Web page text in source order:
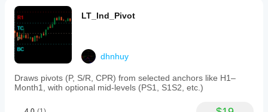
LT_Ind_Pivot
dhnhuy
Draws pivots (P, S/R, CPR) from selected anchors like H1–
Month1, with optional mid-levels (PS1, S1S2, etc.)